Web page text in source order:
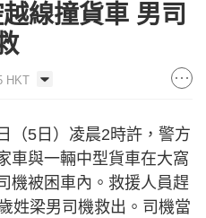
線撞貨車 男司
HKT
（5日）凌晨2時許，警方
車與一輛中型貨車在大窩
機被困車內。救援人員趕
姓梁男司機救出。司機當